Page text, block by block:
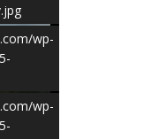
wp-
wp-